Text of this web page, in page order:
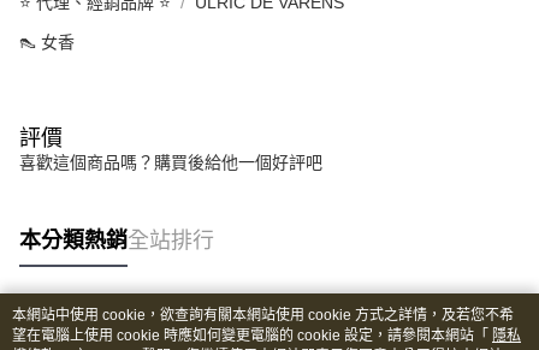
👠 女香
評價
喜歡這個商品嗎？購買後給他一個好評吧
本分類熱銷全站排行
熱門標籤
本網站中使用 cookie，欲查詢有關本網站使用 cookie 方式之詳情，及若您不希
望在電腦上使用 cookie 時應如何變更電腦的 cookie 設定，請參閱本網站「 隱私